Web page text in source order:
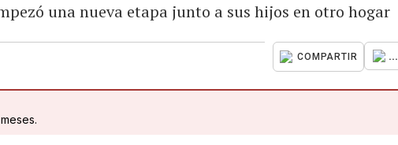
una nueva etapa junto a sus hijos en otro hogar
COMPARTIR ...